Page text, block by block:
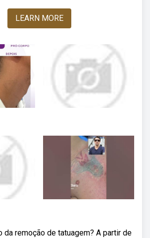
LEARN MORE
da remoção de tatuagem? A partir de